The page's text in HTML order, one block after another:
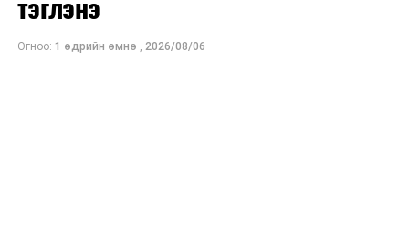
хэвийн горимоор ажлаа үргэлжүүлнэ гэж найдаж
нийлүүлэлтийг тогтворжуулах хүрээнд бусад эх
тэглэнэ
Огноо: 1 өдрийн өмнө , 2026/08/06